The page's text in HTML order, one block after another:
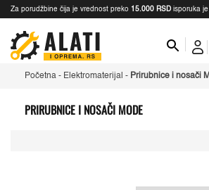
Za porudžbine čija je vrednost preko 15.000 RSD isporuka
Početna - Elektromaterijal - Prirubnice i nosači
PRIRUBNICE I NOSAČI MODE